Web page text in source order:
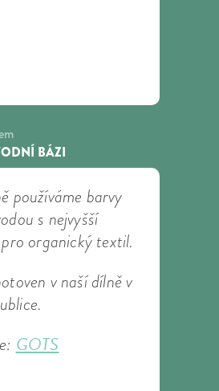
BÁZI
používáme barvy
s nejvyšší
organický textil.
v naší dílně v
GOTS